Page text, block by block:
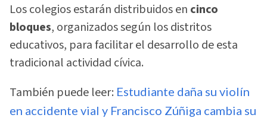
Los colegios estarán distribuidos en cinco
bloques, organizados según los distritos
educativos, para facilitar el desarrollo de esta
tradicional actividad cívica.
También puede leer: Estudiante daña su violín
en accidente vial y Francisco Zúñiga cambia su